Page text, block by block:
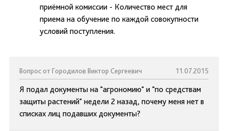
приёмной комиссии - Количество мест для
приема на обучение по каждой совокупности
условий поступления.
Вопрос от Городилов Виктор Сергеевич 11.07.2015
Я подал документы на "агрономию" и "по средствам
защиты растений" недели 2 назад, почему меня нет в
списках лиц подавших документы?